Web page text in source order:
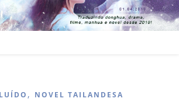
, NOVEL TAILANDESA